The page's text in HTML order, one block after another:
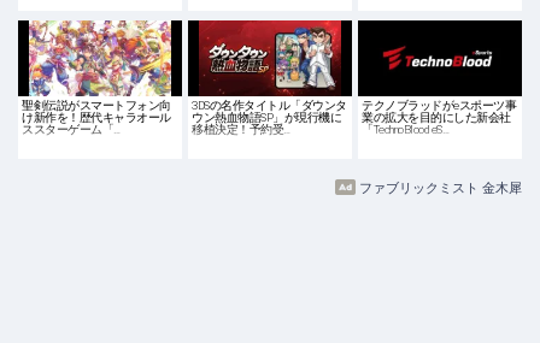
聖剣伝説がスマートフォン向
け新作を！歴代キャラオール
ススターゲーム「…
3DSの名作タイトル「ダウンタ
ウン熱血物語SP」が現行機に
移植決定！予約受…
テクノブラッドがeスポーツ事
業の拡大を目的にした新会社
「TechnoBlood eS…
ファブリックミスト 金木犀